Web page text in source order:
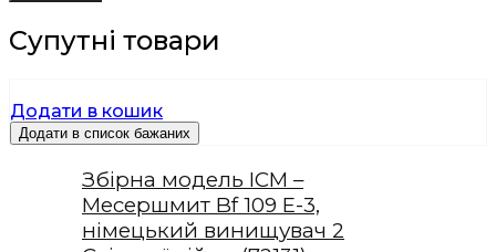
Супутні товари
Додати в кошик
Додати в список бажаних
Збірна модель ICM –
Месершмит Bf 109 E-3,
німецький винищувач 2